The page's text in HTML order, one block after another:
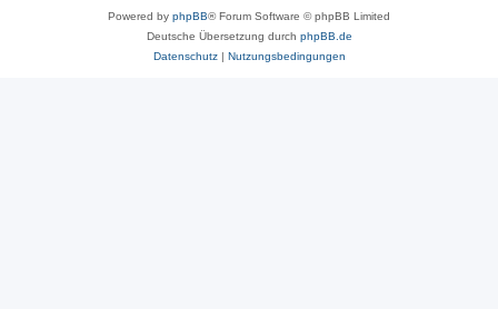
Powered by phpBB® Forum Software © phpBB Limited
Deutsche Übersetzung durch phpBB.de
Datenschutz| Nutzungsbedingungen